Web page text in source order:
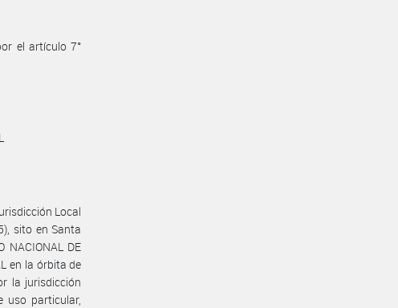
el artículo 7°
Local
sito en Santa
NACIONAL DE
en la órbita de
la jurisdicción
uso particular,